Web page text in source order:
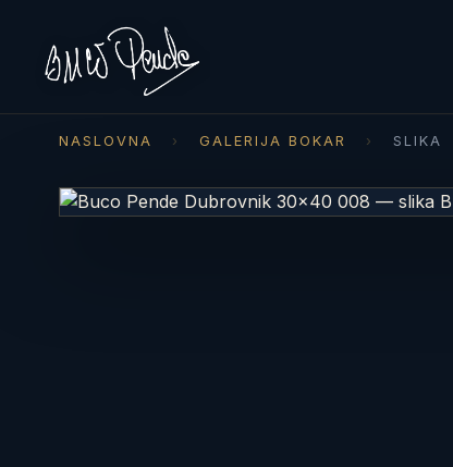
NASLOVNA › GALERIJA BOKAR › SLIKA